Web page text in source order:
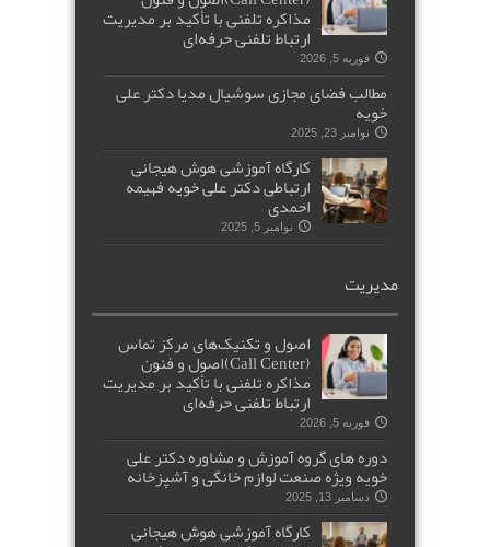
مذاکره تلفنی با تأکید بر مدیریت
ارتباط تلفنی حرفه‌ای
فوریه 5, 2026
مطالب فضای مجازی سوشیال مدیا دکتر علی
خویه
نوامبر 23, 2025
کارگاه آموزشی هوش هیجانی
ارتباطی دکتر علی خویه فهیمه
احمدی
نوامبر 5, 2025
مدیریت
اصول و تکنیک‌های مرکز تماس
(Call Center)اصول و فنون
مذاکره تلفنی با تأکید بر مدیریت
ارتباط تلفنی حرفه‌ای
فوریه 5, 2026
دوره های گروه آموزش و مشاوره دکتر علی
خویه ویژه صنعت لوازم خانگی و آشپزخانه
دسامبر 13, 2025
کارگاه آموزشی هوش هیجانی